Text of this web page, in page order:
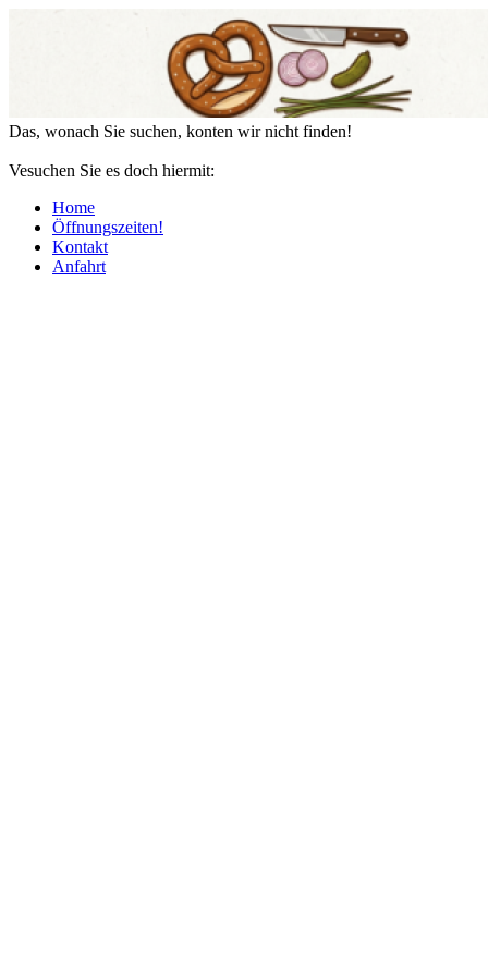
Das, wonach Sie suchen, konten wir nicht finden!
Vesuchen Sie es doch hiermit:
Home
Öffnungszeiten!
Kontakt
Anfahrt